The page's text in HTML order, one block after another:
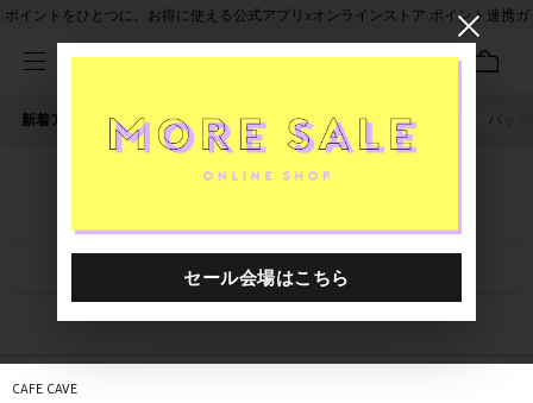
ポイントをひとつに。お得に使える公式アプリ×オンラインストア ポイント連携ガ
新着アイテム 人気ワード セール 40th限定 ピアス バッグ
関東店舗一覧
絞り込み
CAFE CAVE